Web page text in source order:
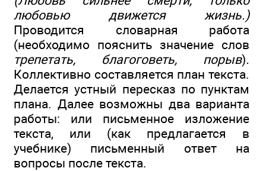
любовью движется жизнь.)
Проводится словарная работа
(необходимо пояснить значение слов
трепетать, благоговеть, порыв).
Коллективно составляется план текста.
Делается устный пересказ по пунктам
плана. Далее возможны два варианта
работы: или письменное изложение
текста, или (как предлагается в
учебнике) письменный ответ на
вопросы после текста.